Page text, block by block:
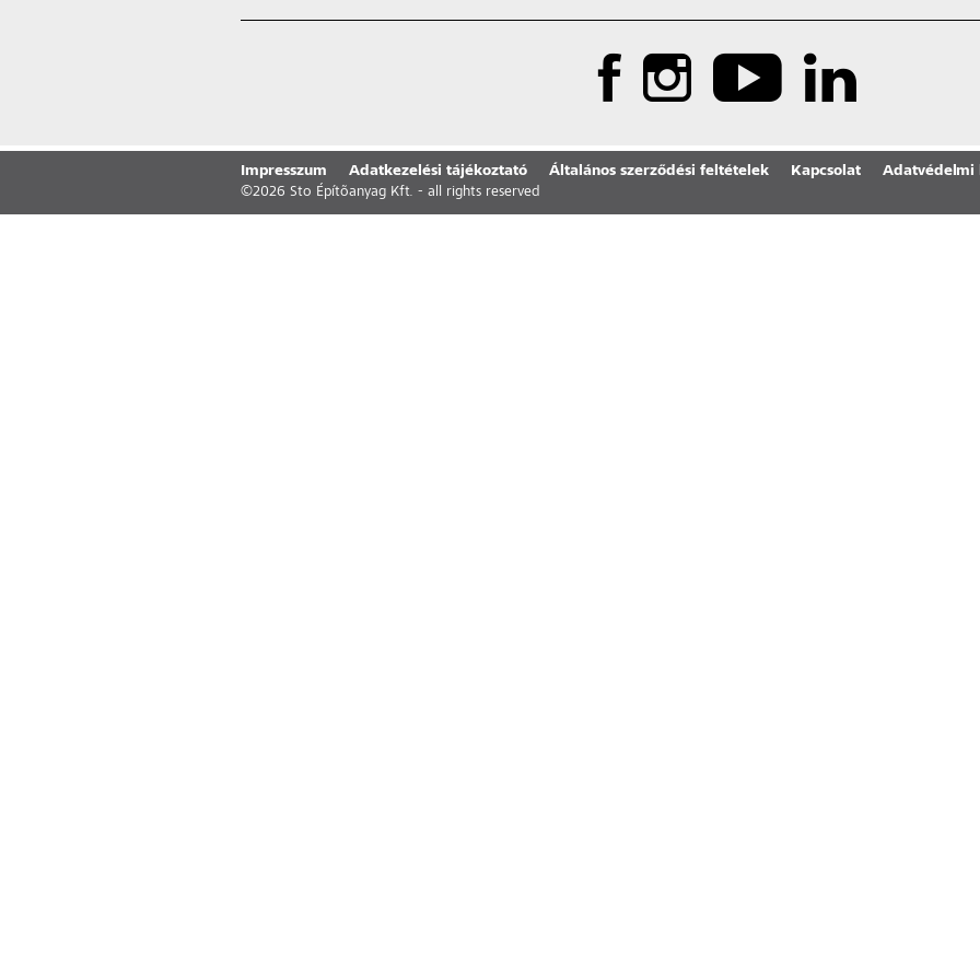
Impresszum Adatkezelési tájékoztató Általános szerződési feltételek Kapcsolat
Adatvédelmi
©2026 Sto Építõanyag Kft. - all rights reserved